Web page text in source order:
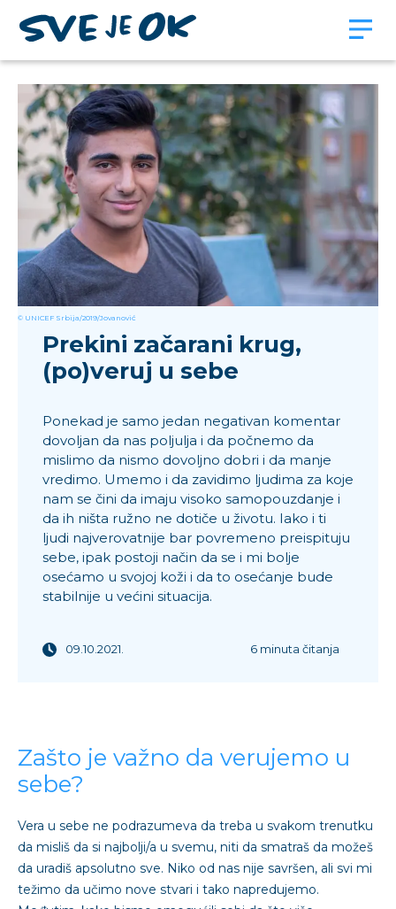
© UNICEF Srbija/2019/Jovanović
Prekini začarani krug,
(po)veruj u sebe
Ponekad je samo jedan negativan komentar
dovoljan da nas poljulja i da počnemo da
mislimo da nismo dovoljno dobri i da manje
vredimo. Umemo i da zavidimo ljudima za koje
nam se čini da imaju visoko samopouzdanje i
da ih ništa ružno ne dotiče u životu. Iako i ti
ljudi najverovatnije bar povremeno preispituju
sebe, ipak postoji način da se i mi bolje
osećamo u svojoj koži i da to osećanje bude
stabilnije u većini situacija.
09.10.2021. 6 minuta čitanja
Zašto je važno da verujemo u
sebe?
Vera u sebe ne podrazumeva da treba u svakom trenutku
da misliš da si najbolji/a u svemu, niti da smatraš da možeš
da uradiš apsolutno sve. Niko od nas nije savršen, ali svi mi
težimo da učimo nove stvari i tako napredujemo.